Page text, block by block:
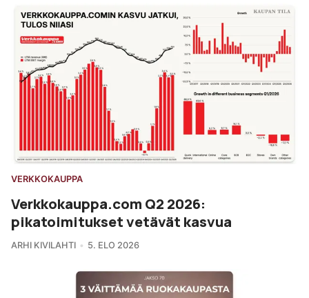
VERKKOKAUPPA
Verkkokauppa.com Q2 2026:
pikatoimitukset vetävät kasvua
ARHI KIVILAHTI 5. ELO 2026